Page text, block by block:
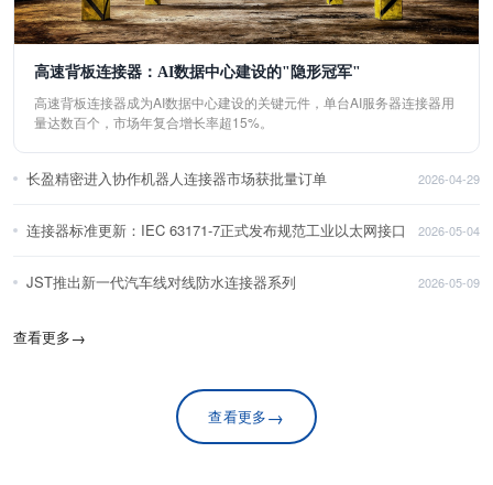
高速背板连接器：AI数据中心建设的"隐形冠军"
高速背板连接器成为AI数据中心建设的关键元件，单台AI服务器连接器用
量达数百个，市场年复合增长率超15%。
长盈精密进入协作机器人连接器市场获批量订单 2026-04-29
连接器标准更新：IEC 63171-7正式发布规范工业以太网接口 2026-05-04
JST推出新一代汽车线对线防水连接器系列 2026-05-09
查看更多→
查看更多→